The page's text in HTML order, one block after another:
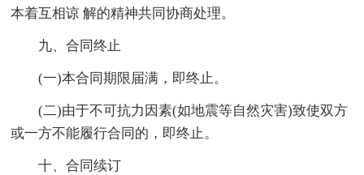
本着互相谅 解的精神共同协商处理。
九、合同终止
(一)本合同期限届满，即终止。
(二)由于不可抗力因素(如地震等自然灾害)致使双方
或一方不能履行合同的，即终止。
十、合同续订